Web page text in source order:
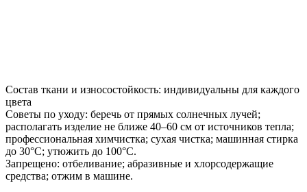
Состав ткани и износостойкость: индивидуальны для каждого
цвета
Советы по уходу: беречь от прямых солнечных лучей;
располагать изделие не ближе 40–60 см от источников тепла;
профессиональная химчистка; сухая чистка; машинная стирка
до 30°C; утюжить до 100°C.
Запрещено: отбеливание; абразивные и хлорсодержащие
средства; отжим в машине.